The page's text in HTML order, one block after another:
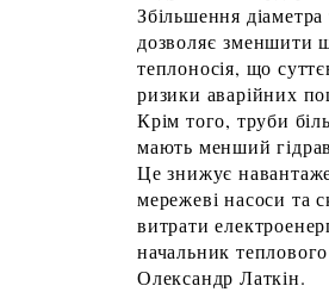
Збільшення
дозволяє зменшити
теплоносія, що
ризики аварійних
Крім того, труби
мають менший
Це знижує
мережеві насоси та
витрати
начальник
Олександр Латкін.